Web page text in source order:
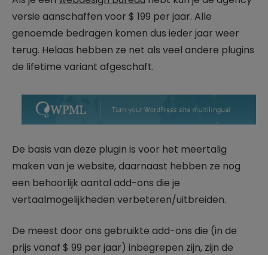
versie aanschaffen voor $ 199 per jaar. Alle
genoemde bedragen komen dus ieder jaar weer
terug. Helaas hebben ze net als veel andere plugins
de lifetime variant afgeschaft.
De basis van deze plugin is voor het meertalig
maken van je website, daarnaast hebben ze nog
een behoorlijk aantal add-ons die je
vertaalmogelijkheden verbeteren/uitbreiden.
De meest door ons gebruikte add-ons die (in de
prijs vanaf $ 99 per jaar) inbegrepen zijn, zijn de